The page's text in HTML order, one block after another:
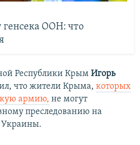
ООН: что
Республики Крым Игорь
что жители Крыма, которых
армию, не могут
преследованию на
Украины.